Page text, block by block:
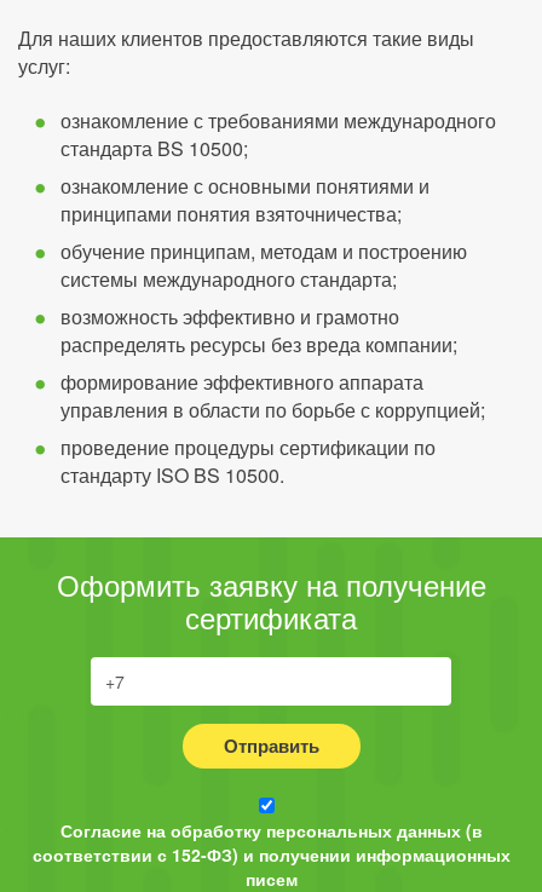
Для наших клиентов предоставляются такие виды
услуг:
ознакомление с требованиями международного
стандарта BS 10500;
ознакомление с основными понятиями и
принципами понятия взяточничества;
обучение принципам, методам и построению
системы международного стандарта;
возможность эффективно и грамотно
распределять ресурсы без вреда компании;
формирование эффективного аппарата
управления в области по борьбе с коррупцией;
проведение процедуры сертификации по
стандарту ISO BS 10500.
Оформить заявку на получение
сертификата
Отправить
Согласие на обработку персональных данных (в
соответствии с 152-ФЗ) и получении информационных
писем